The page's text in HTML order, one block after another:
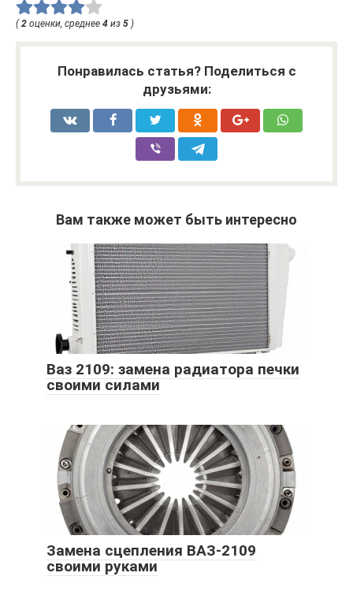
(2 оценки, среднее 4 из 5 )
Понравилась статья? Поделиться с
друзьями:
Вам также может быть интересно
Ваз 2109: замена радиатора печки
своими силами
Замена сцепления ВАЗ-2109
своими руками